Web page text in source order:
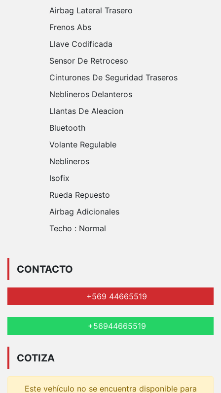
Airbag Lateral Trasero
Frenos Abs
Llave Codificada
Sensor De Retroceso
Cinturones De Seguridad Traseros
Neblineros Delanteros
Llantas De Aleacion
Bluetooth
Volante Regulable
Neblineros
Isofix
Rueda Repuesto
Airbag Adicionales
Techo : Normal
CONTACTO
+569 44665519
+56944665519
COTIZA
Este vehículo no se encuentra disponible para